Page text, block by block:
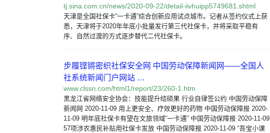
tj.sina.com.cn/news/2020-09-22/detail-iivhuipp5749681.shtml
天津是全国社保卡“一卡通”综合创新应用试点城市。记者从签约仪式上获
悉，天津将于2020年年底小批量发行第三代社保卡，并将采取平稳有
序、自然过渡的方式逐步替代二代社保卡。
步履铿锵密织社保安全网 中国劳动保障新闻网——全国人
社系统新闻门户网站 …
www.clssn.com/html1/report/23/260-1.htm
黑龙江省网络安全协会：技能提升结硕果 行业自律签公约 中国劳动保障
新闻网 2020-11-09 用上更安全、疗效更好的药物 中国劳动保障报 2020-
11-09 明年底社保卡有望在文旅领域“一卡通” 中国劳动保障报 2020-11-09
57项涉农惠民补贴用社保卡发放 中国劳动保障报 2020-11-09 “吾宝小课